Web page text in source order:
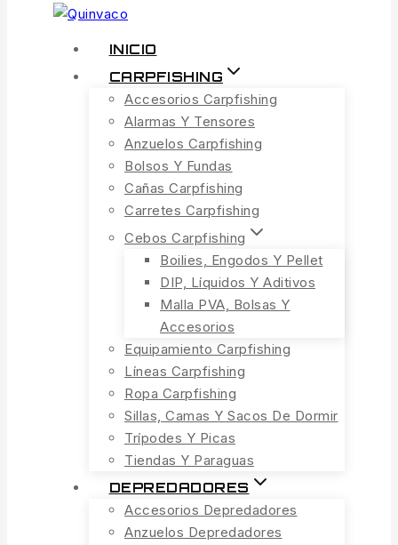
INICIO
CARPFISHING
Accesorios Carpfishing
Alarmas Y Tensores
Anzuelos Carpfishing
Bolsos Y Fundas
Cañas Carpfishing
Carretes Carpfishing
Cebos Carpfishing
Boilies, Engodos Y Pellet
DIP, Líquidos Y Aditivos
Malla PVA, Bolsas Y
Accesorios
Equipamiento Carpfishing
Líneas Carpfishing
Ropa Carpfishing
Sillas, Camas Y Sacos De Dormir
Trípodes Y Picas
Tiendas Y Paraguas
DEPREDADORES
Accesorios Depredadores
Anzuelos Depredadores